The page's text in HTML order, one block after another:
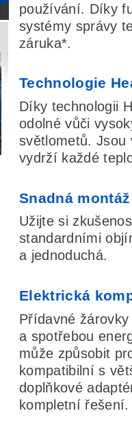
používání. Díky
systémy správy
záruka*.
Technologie
Díky technologii
odolné vůči
světlometů. Jsou
vydrží každé
Snadná
Užijte si
standardními
a jednoduchá.
Elektrická
Přídavné
a spotřebou
může způsobit
kompatibilní s
doplňkové
kompletní řešení.